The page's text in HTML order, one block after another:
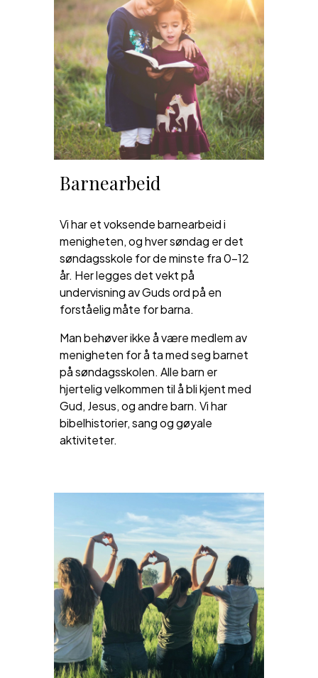
Barnearbeid
Vi har et voksende barnearbeid i
menigheten, og hver søndag er det
søndagsskole for de minste fra 0-12
år. Her legges det vekt på
undervisning av Guds ord på en
forståelig måte for barna.
Man behøver ikke å være medlem av
menigheten for å ta med seg barnet
på søndagsskolen. Alle barn er
hjertelig velkommen til å bli kjent med
Gud, Jesus, og andre barn. Vi har
bibelhistorier, sang og gøyale
aktiviteter.